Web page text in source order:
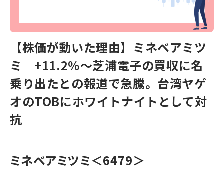
【株価が動いた理由】ミネベアミツ
ミ +11.2％～芝浦電子の買収に名
乗り出たとの報道で急騰。台湾ヤゲ
オのTOBにホワイトナイトとして対
抗
ミネベアミツミ＜6479＞